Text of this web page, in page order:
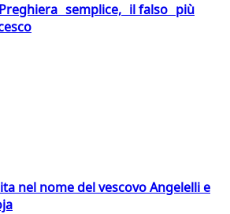
Preghiera semplice, il falso più
nel nome del vescovo Angelelli e